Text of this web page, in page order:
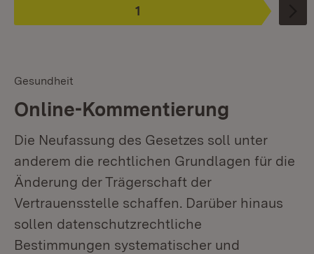
Phase
1
:
Gesundheit
Online-Kommentierung
Die Neufassung des Gesetzes soll unter
anderem die rechtlichen Grundlagen für die
Änderung der Trägerschaft der
Vertrauensstelle schaffen. Darüber hinaus
sollen datenschutzrechtliche
Bestimmungen systematischer und